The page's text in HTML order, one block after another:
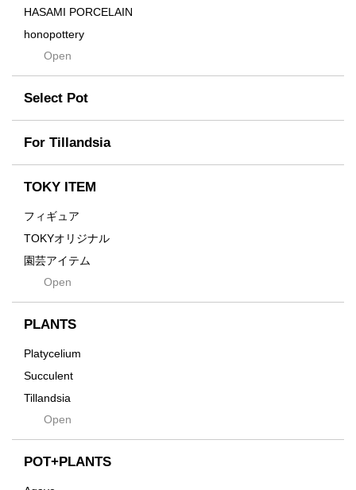
Drop
DUNE
Flames
For
Former
Fused
Earth
emeth
Enhance
Grid
Innocence
Kodama
HASAMI PORCELAIN
honopottery
nocturne
tamanhayat
TETSUYA OZAWA
Scratch
Takehiro Ito
Yuya Iha
Open
Select Pot
For Tillandsia
TOKY ITEM
フィギュア
TOKYオリジナル
園芸アイテム
土・化粧石・活力剤
インテリア・デザイン雑貨
Tシャツ・バッグ
その他
Open
PLANTS
Platycelium
Succulent
Tillandsia
SeedsOpen
POT+PLANTS